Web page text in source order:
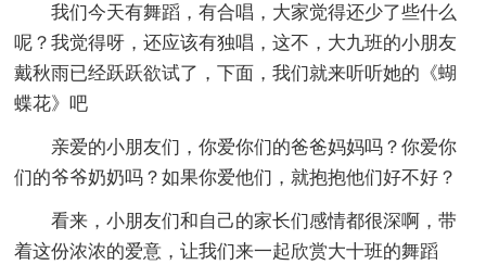
我们今天有舞蹈，有合唱，大家觉得还少了些什么
呢？我觉得呀，还应该有独唱，这不，大九班的小朋友
戴秋雨已经跃跃欲试了，下面，我们就来听听她的《蝴
蝶花》吧
亲爱的小朋友们，你爱你们的爸爸妈妈吗？你爱你
们的爷爷奶奶吗？如果你爱他们，就抱抱他们好不好？
看来，小朋友们和自己的家长们感情都很深啊，带
着这份浓浓的爱意，让我们来一起欣赏大十班的舞蹈